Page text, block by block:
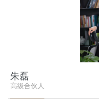
朱磊
高级合伙人